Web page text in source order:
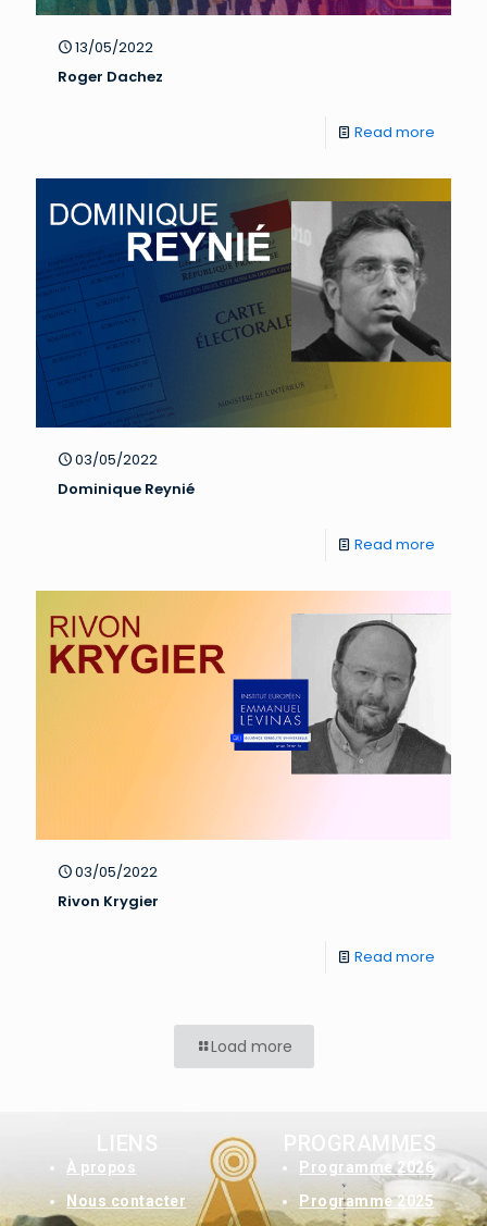
13/05/2022
Roger Dachez
Read more
03/05/2022
Dominique Reynié
Read more
03/05/2022
Rivon Krygier
Read more
Load more
LIENS
À propos
Nous contacter
PROGRAMMES
Programme 2026
Programme 2025